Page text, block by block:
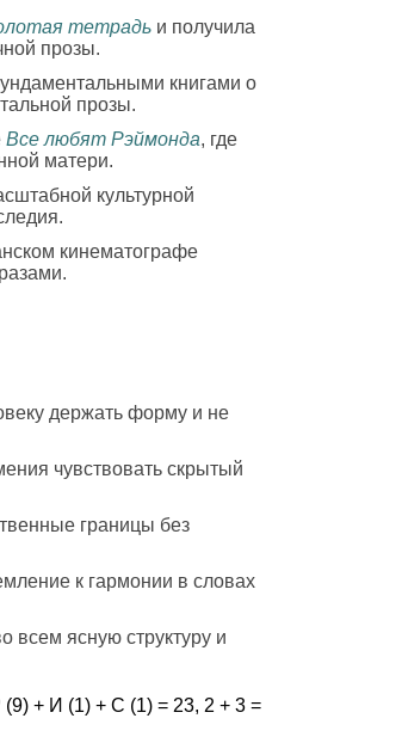
тетрадь и получила
прозы.
книгами о
прозы.
Все любят Рэймонда, где
матери.
культурной
кинематографе
держать форму и не
чувствовать скрытый
границы без
к гармонии в словах
всем ясную структуру и
+ И (1) + С (1) = 23, 2 + 3 =